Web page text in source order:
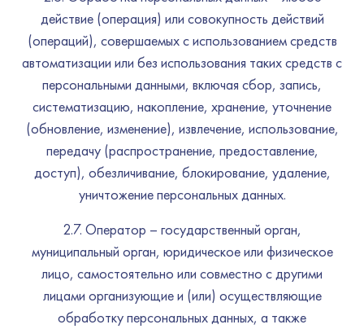
действие (операция) или совокупность действий
(операций), совершаемых с использованием средств
автоматизации или без использования таких средств с
персональными данными, включая сбор, запись,
систематизацию, накопление, хранение, уточнение
(обновление, изменение), извлечение, использование,
передачу (распространение, предоставление,
доступ), обезличивание, блокирование, удаление,
уничтожение персональных данных.
2.7. Оператор – государственный орган,
муниципальный орган, юридическое или физическое
лицо, самостоятельно или совместно с другими
лицами организующие и (или) осуществляющие
обработку персональных данных, а также